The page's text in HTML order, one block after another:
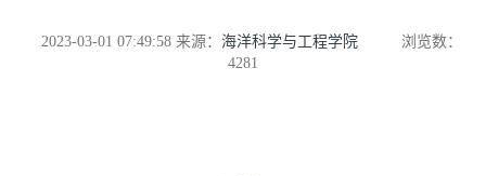
2023-03-01 07:49:58 来源： 海洋科学与工程学院
浏览数：
4281